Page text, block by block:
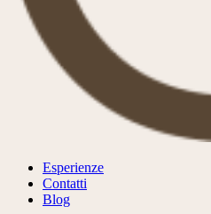
Esperienze
Contatti
Blog